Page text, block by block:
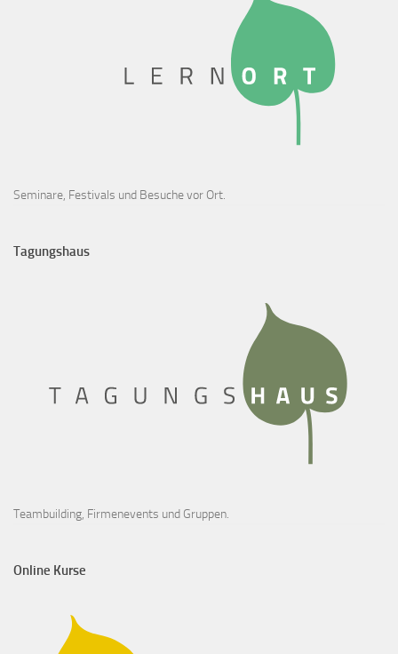
Seminare, Festivals und Besuche vor Ort.
Tagungshaus
Teambuilding, Firmenevents und Gruppen.
Online Kurse